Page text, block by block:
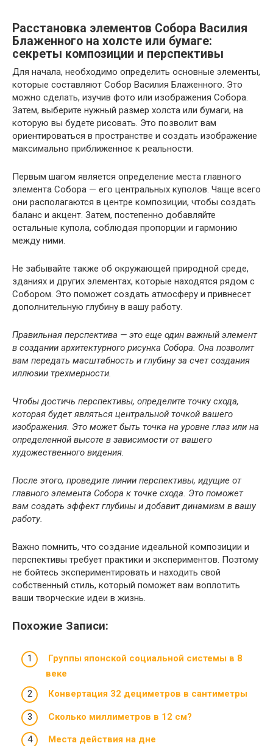
Расстановка элементов Собора Василия
Блаженного на холсте или бумаге:
секреты композиции и перспективы
Для начала, необходимо определить основные элементы,
которые составляют Собор Василия Блаженного. Это
можно сделать, изучив фото или изображения Собора.
Затем, выберите нужный размер холста или бумаги, на
которую вы будете рисовать. Это позволит вам
ориентироваться в пространстве и создать изображение
максимально приближенное к реальности.
Первым шагом является определение места главного
элемента Собора — его центральных куполов. Чаще всего
они располагаются в центре композиции, чтобы создать
баланс и акцент. Затем, постепенно добавляйте
остальные купола, соблюдая пропорции и гармонию
между ними.
Не забывайте также об окружающей природной среде,
зданиях и других элементах, которые находятся рядом с
Собором. Это поможет создать атмосферу и привнесет
дополнительную глубину в вашу работу.
Правильная перспектива — это еще один важный элемент
в создании архитектурного рисунка Собора. Она позволит
вам передать масштабность и глубину за счет создания
иллюзии трехмерности.
Чтобы достичь перспективы, определите точку схода,
которая будет являться центральной точкой вашего
изображения. Это может быть точка на уровне глаз или на
определенной высоте в зависимости от вашего
художественного видения.
После этого, проведите линии перспективы, идущие от
главного элемента Собора к точке схода. Это поможет
вам создать эффект глубины и добавит динамизм в вашу
работу.
Важно помнить, что создание идеальной композиции и
перспективы требует практики и экспериментов. Поэтому
не бойтесь экспериментировать и находить свой
собственный стиль, который поможет вам воплотить
ваши творческие идеи в жизнь.
Похожие Записи:
Группы японской социальной системы в 8
веке
Конвертация 32 дециметров в сантиметры
Сколько миллиметров в 12 см?
Места действия на дне